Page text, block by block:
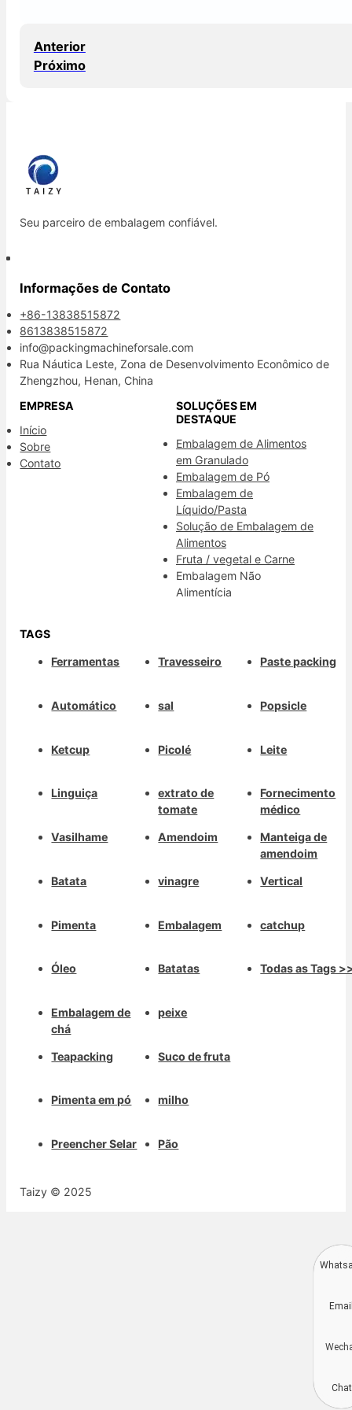
Anterior
Próximo
Seu parceiro de embalagem confiável.
Informações de Contato
+86-13838515872
8613838515872
info@packingmachineforsale.com
Rua Náutica Leste, Zona de Desenvolvimento Econômico de
Zhengzhou, Henan, China
EMPRESA
Início
Sobre
Contato
SOLUÇÕES EM
DESTAQUE
Embalagem de Alimentos
em Granulado
Embalagem de Pó
Embalagem de
Líquido/Pasta
Solução de Embalagem de
Alimentos
Fruta / vegetal e Carne
Embalagem Não
Alimentícia
TAGS
Ferramentas
Automático
Ketcup
Linguiça
Vasilhame
Batata
Pimenta
Óleo
Embalagem de
chá
Teapacking
Pimenta em pó
Preencher Selar
Travesseiro
sal
Picolé
extrato de
tomate
Amendoim
vinagre
Embalagem
Batatas
peixe
Suco de fruta
milho
Pão
Paste packing
Popsicle
Leite
Fornecimento
médico
Manteiga de
amendoim
Vertical
catchup
Todas as Tags
Taizy © 2025
Chat